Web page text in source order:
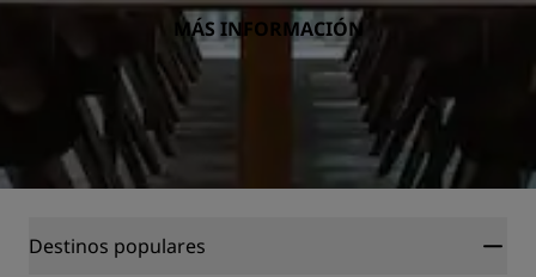
MÁS INFORMACIÓN
Destinos populares